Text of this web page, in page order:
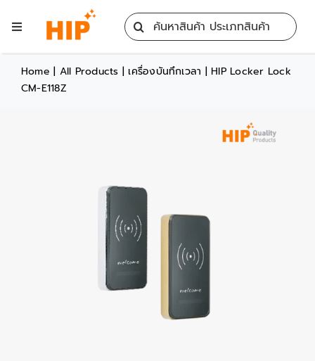
Toggle
Home
Search
for:
Home | All Products |เครื่องบันทึกเวลา |HIP Locker Lock
CM-E118Z